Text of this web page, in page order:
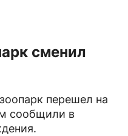
сменил
перешел на
сообщили в